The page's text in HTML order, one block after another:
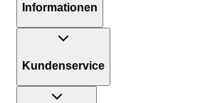
Informationen
Kundenservice